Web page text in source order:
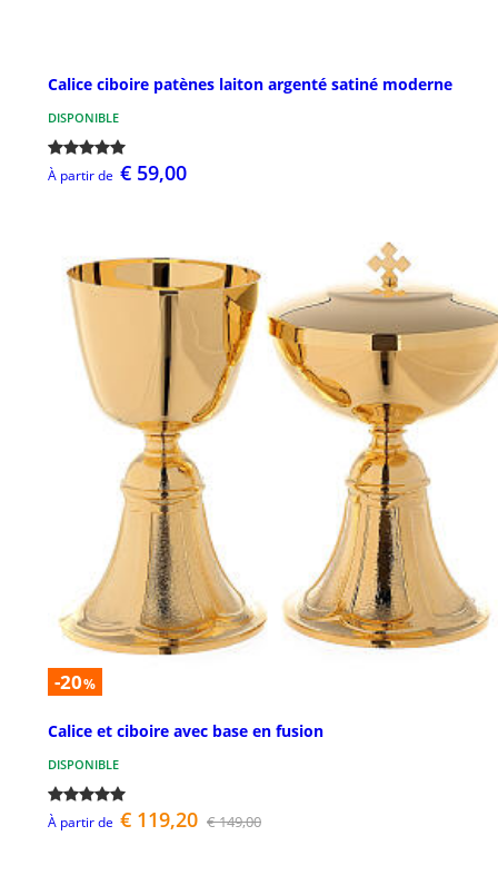
Calice ciboire patènes laiton argenté satiné moderne
DISPONIBLE
À partir de € 59,00
-20%
Calice et ciboire avec base en fusion
DISPONIBLE
À partir de € 119,20 € 149,00